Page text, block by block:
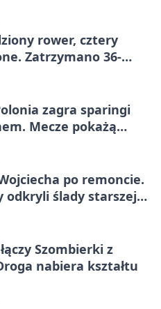
rower, cztery
Zatrzymano 36-
zagra sparingi
Mecze pokażą
po remoncie.
odkryli ślady starszej
Szombierki z
nabiera kształtu